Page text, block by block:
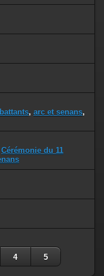
, arc et senans,
Cérémonie du 11
4 5